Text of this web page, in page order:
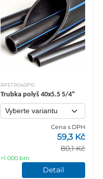
RPETR040P10
Trubka polyš 40x5.5 5/4"
Cena s DPH
80,1 Kč
59,3 Kč
>1 000 bm
Detail